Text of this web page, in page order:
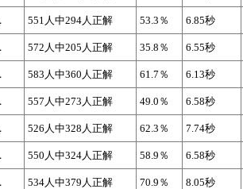
551人中294人正解 53.3％ 6.85秒
572人中205人正解 35.8％ 6.55秒
583人中360人正解 61.7％ 6.13秒
557人中273人正解 49.0％ 6.58秒
526人中328人正解 62.3％ 7.74秒
550人中324人正解 58.9％ 6.58秒
534人中379人正解 70.9％ 8.05秒